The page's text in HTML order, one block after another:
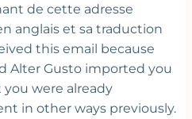
de cette adresse
anglais et sa traduction
this email because
Alter Gusto imported you
were already
in other ways previously.